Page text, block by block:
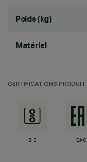
Poids (kg)
Matériel
CERTIFICATIONS PRODUIT
BIS EAC